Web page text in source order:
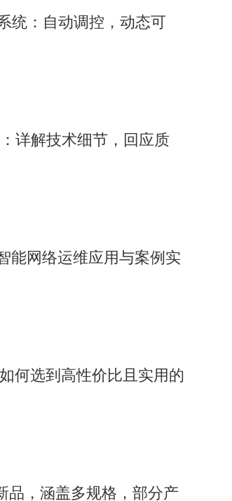
统：自动调控，动态可
详解技术细节，回应质
能网络运维应用与案例实
何选到高性价比且实用的
品，涵盖多规格，部分产